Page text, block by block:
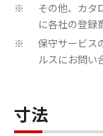
※
その他、カタ
に各社の登録
※
保守サービス
ルスにお問い
寸法